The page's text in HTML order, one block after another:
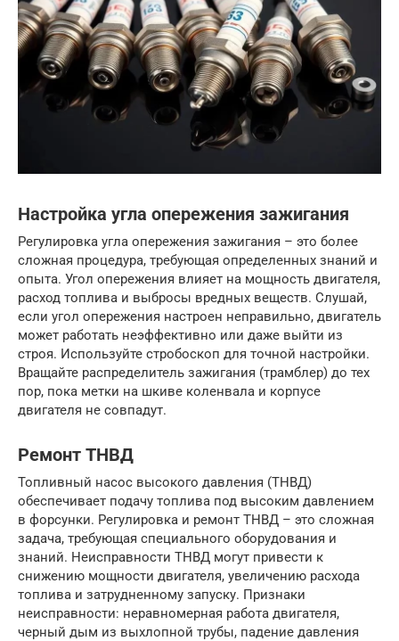
Настройка угла опережения зажигания
Регулировка угла опережения зажигания – это более
сложная процедура, требующая определенных знаний и
опыта. Угол опережения влияет на мощность двигателя,
расход топлива и выбросы вредных веществ. Слушай,
если угол опережения настроен неправильно, двигатель
может работать неэффективно или даже выйти из
строя. Используйте стробоскоп для точной настройки.
Вращайте распределитель зажигания (трамблер) до тех
пор, пока метки на шкиве коленвала и корпусе
двигателя не совпадут.
Ремонт ТНВД
Топливный насос высокого давления (ТНВД)
обеспечивает подачу топлива под высоким давлением
в форсунки. Регулировка и ремонт ТНВД – это сложная
задача, требующая специального оборудования и
знаний. Неисправности ТНВД могут привести к
снижению мощности двигателя, увеличению расхода
топлива и затрудненному запуску. Признаки
неисправности: неравномерная работа двигателя,
черный дым из выхлопной трубы, падение давления